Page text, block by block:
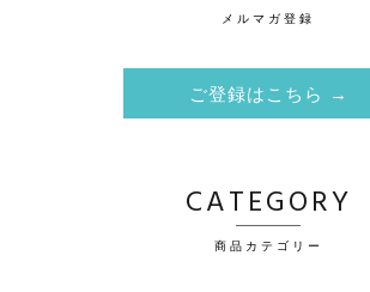
メルマガ登録
ご登録はこちら →
CATEGORY
商品カテゴリー